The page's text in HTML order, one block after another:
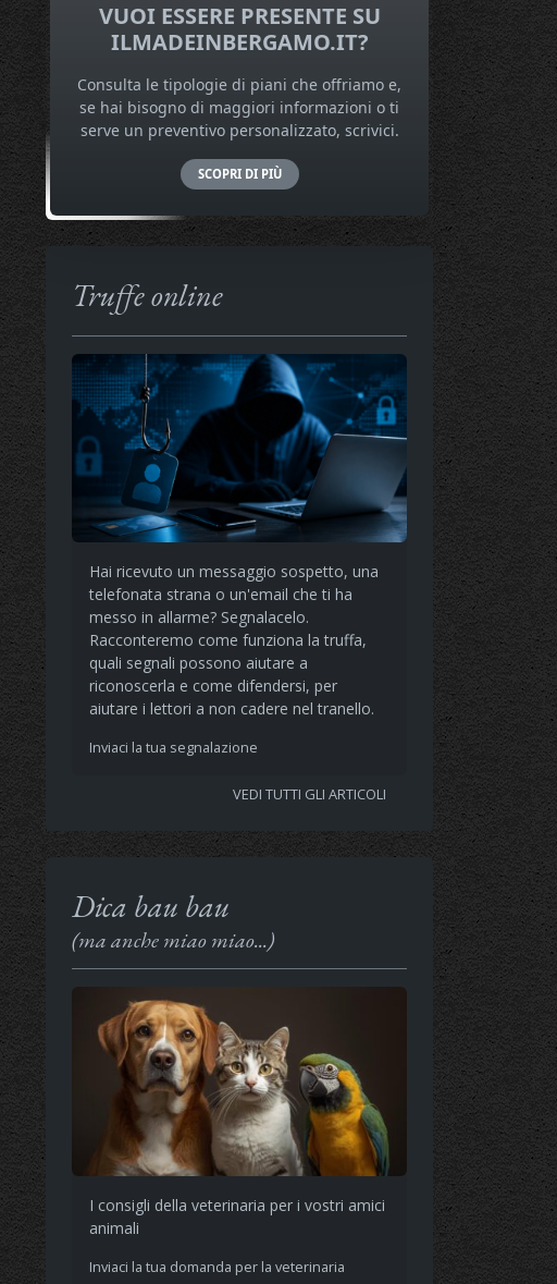
VUOI ESSERE PRESENTE SU
ILMADEINBERGAMO.IT?
Consulta le tipologie di piani che offriamo e,
se hai bisogno di maggiori informazioni o ti
serve un preventivo personalizzato, scrivici.
SCOPRI DI PIÙ
Truffe online
Hai ricevuto un messaggio sospetto, una
telefonata strana o un'email che ti ha
messo in allarme? Segnalacelo.
Racconteremo come funziona la truffa,
quali segnali possono aiutare a
riconoscerla e come difendersi, per
aiutare i lettori a non cadere nel tranello.
Inviaci la tua segnalazione
VEDI TUTTI GLI ARTICOLI
Dica bau bau
(ma anche miao miao...)
I consigli della veterinaria per i vostri amici
animali
Inviaci la tua domanda per la veterinaria